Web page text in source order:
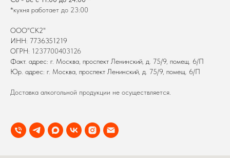
*кухня работает до 23:00
ООО"СК2"
ИНН: 7736351219
ОГРН: 1237700403126
Факт. адрес: г. Москва, проспект Ленинский, д. 75/9, помещ. 6/П
Юр. адрес: г. Москва, проспект Ленинский, д. 75/9, помещ. 6/П
Доставка алкогольной продукции не осуществляется.